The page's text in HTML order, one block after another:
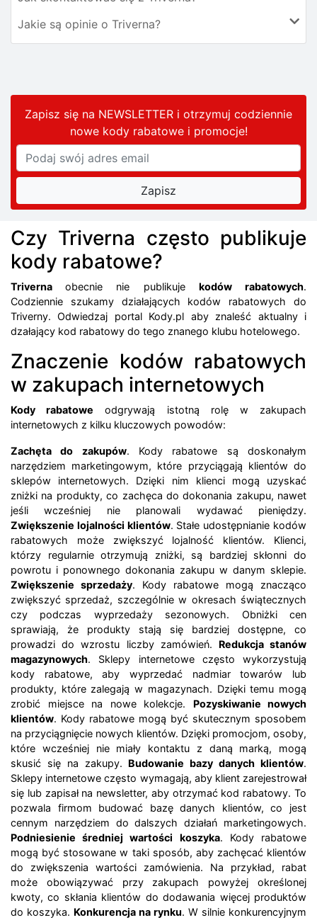
Jakie są opinie o Triverna?
Zapisz się na NEWSLETTER i otrzymuj codziennie
nowe kody rabatowei promocje!
Czy Triverna często publikuje
kody rabatowe?
Trivernaobecnie nie publikuje kodów rabatowych.
Codziennie szukamy działających kodów rabatowych do
Triverny. Odwiedzaj portal Kody.pl aby znaleść aktualny i
dzałający kod rabatowy do tego znanego klubu hotelowego.
Znaczenie kodów rabatowych
w zakupach internetowych
Kody rabatowe odgrywają istotną rolę w zakupach
internetowych z kilku kluczowych powodów:
Zachęta do zakupów. Kody rabatowe są doskonałym
narzędziem marketingowym, które przyciągają klientów do
sklepów internetowych. Dzięki nim klienci mogą uzyskać
zniżki na produkty, co zachęca do dokonania zakupu, nawet
jeśli wcześniej nie planowali wydawać pieniędzy.
Zwiększenie lojalności klientów. Stałe udostępnianie kodów
rabatowych może zwiększyć lojalność klientów. Klienci,
którzy regularnie otrzymują zniżki, są bardziej skłonni do
powrotu i ponownego dokonania zakupu w danym sklepie.
Zwiększenie sprzedaży. Kody rabatowe mogą znacząco
zwiększyć sprzedaż, szczególnie w okresach świątecznych
czy podczas wyprzedaży sezonowych. Obniżki cen
sprawiają, że produkty stają się bardziej dostępne, co
prowadzi do wzrostu liczby zamówień. Redukcja stanów
magazynowych. Sklepy internetowe często wykorzystują
kody rabatowe, aby wyprzedać nadmiar towarów lub
produkty, które zalegają w magazynach. Dzięki temu mogą
zrobić miejsce na nowe kolekcje. Pozyskiwanie nowych
klientów. Kody rabatowe mogą być skutecznym sposobem
na przyciągnięcie nowych klientów. Dzięki promocjom, osoby,
które wcześniej nie miały kontaktu z daną marką, mogą
skusić się na zakupy. Budowanie bazy danych klientów.
Sklepy internetowe często wymagają, aby klient zarejestrował
się lub zapisał na newsletter, aby otrzymać kod rabatowy. To
pozwala firmom budować bazę danych klientów, co jest
cennym narzędziem do dalszych działań marketingowych.
Podniesienie średniej wartości koszyka. Kody rabatowe
mogą być stosowane w taki sposób, aby zachęcać klientów
do zwiększenia wartości zamówienia. Na przykład, rabat
może obowiązywać przy zakupach powyżej określonej
kwoty, co skłania klientów do dodawania więcej produktów
do koszyka. Konkurencja na rynku. W silnie konkurencyjnym